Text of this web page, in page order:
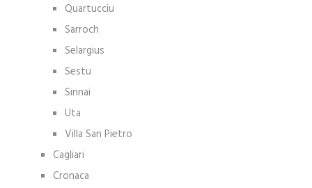
Quartucciu
Sarroch
Selargius
Sestu
Sinnai
Uta
Villa San Pietro
Cagliari
Cronaca